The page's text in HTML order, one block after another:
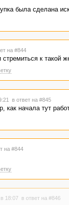
была сделана
на #844
к такой
в ответ на #845
как начала тут
на #844
18:07 в ответ на #846